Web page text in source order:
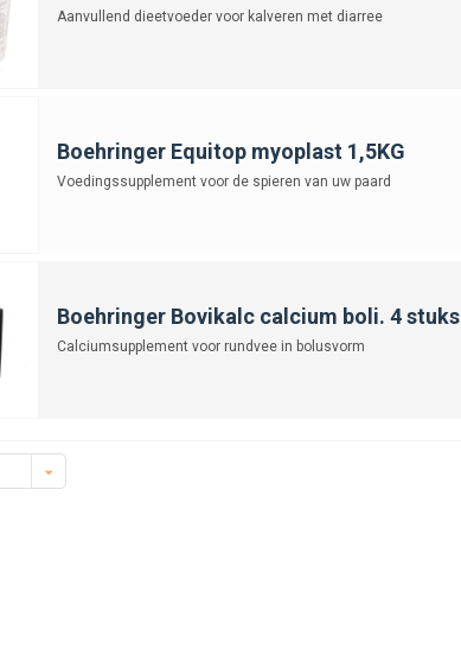
Aanvullend dieetvoeder voor kalveren met diarree
Boehringer Equitop myoplast 1,5KG
Voedingssupplement voor de spieren van uw paard
Boehringer Bovikalc calcium boli. 4 stuks
Calciumsupplement voor rundvee in bolusvorm